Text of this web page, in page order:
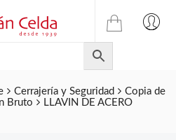
TIENDA
ONLINE
DE
JULIAN
CELDA
Cerrajería y Seguridad
Copia de
Bruto
LLAVIN DE ACERO